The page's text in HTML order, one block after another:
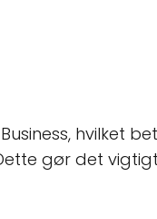
hvilket
gør det